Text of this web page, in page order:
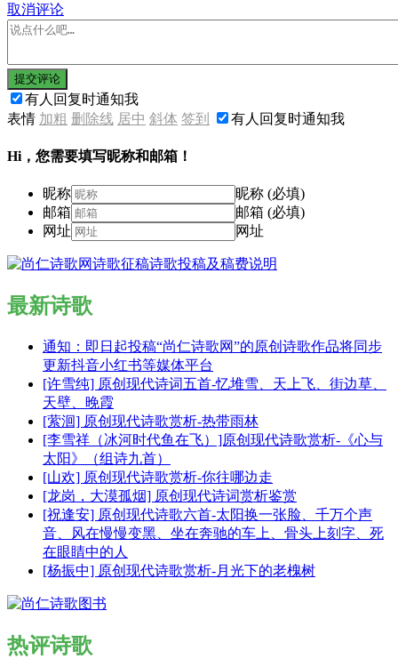
取消评论
提交评论
有人回复时通知我
表情 加粗 删除线 居中 斜体 签到 有人回复时通知我
Hi，您需要填写昵称和邮箱！
昵称
昵称 (必填)
邮箱
邮箱 (必填)
网址
网址
最新诗歌
通知：即日起投稿“尚仁诗歌网”的原创诗歌作品将同步
更新抖音小红书等媒体平台
[许雪纯] 原创现代诗词五首-忆堆雪、天上飞、街边草、
天壁、晚霞
[萦洄] 原创现代诗歌赏析-热带雨林
[李雪祥（冰河时代鱼在飞）]原创现代诗歌赏析-《心与
太阳》（组诗九首）
[山欢] 原创现代诗歌赏析-你往哪边走
[龙岗，大漠孤烟] 原创现代诗词赏析鉴赏
[祝逢安] 原创现代诗歌六首-太阳换一张脸、千万个声
音、风在慢慢变黑、坐在奔驰的车上、骨头上刻字、死
在眼睛中的人
[杨振中] 原创现代诗歌赏析-月光下的老槐树
热评诗歌